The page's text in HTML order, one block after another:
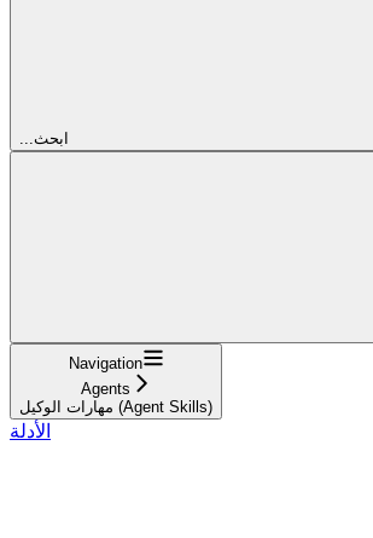
...ابحث
Navigation
Agents
مهارات الوكيل (Agent Skills)
الأدلة